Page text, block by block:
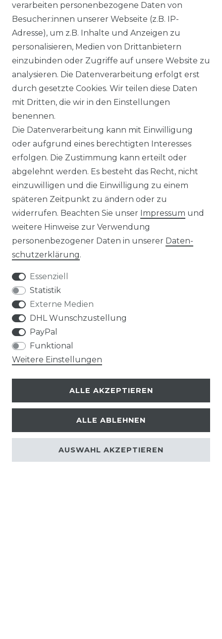
FALKENBERGER
KÜCHEN ESSENTIALS
verarbeiten personenbezogene Daten von
Besucher:innen unserer Webseite (z.B. IP-
Adresse), um z.B. Inhalte und Anzeigen zu
personalisieren, Medien von Drittanbietern
einzubinden oder Zugriffe auf unsere Website zu
analysieren. Die Datenverarbeitung erfolgt erst
durch gesetzte Cookies. Wir teilen diese Daten
mit Dritten, die wir in den Einstellungen
benennen.
Die Datenverarbeitung kann mit Einwilligung
oder aufgrund eines berechtigten Interesses
erfolgen. Die Zustimmung kann erteilt oder
abgelehnt werden. Es besteht das Recht, nicht
einzuwilligen und die Einwilligung zu einem
späteren Zeitpunkt zu ändern oder zu
widerrufen. Beachten Sie unser Impressum und
weitere Hinweise zur Verwendung
personenbezogener Daten in unserer Daten­
schutz­erklärung.
Essenziell
Statistik
Externe Medien
DHL Wunschzustellung
PayPal
Funktional
Weitere Einstellungen
ALLE AKZEPTIEREN
ALLE ABLEHNEN
AUSWAHL AKZEPTIEREN